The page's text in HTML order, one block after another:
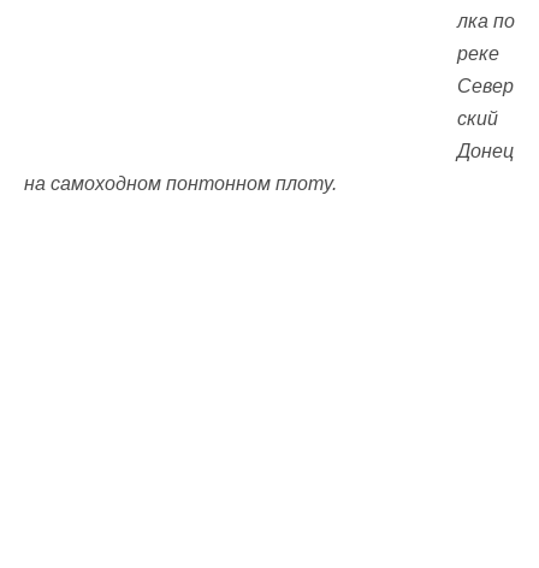
лка по
реке
Север
ский
Донец
на самоходном понтонном плоту.